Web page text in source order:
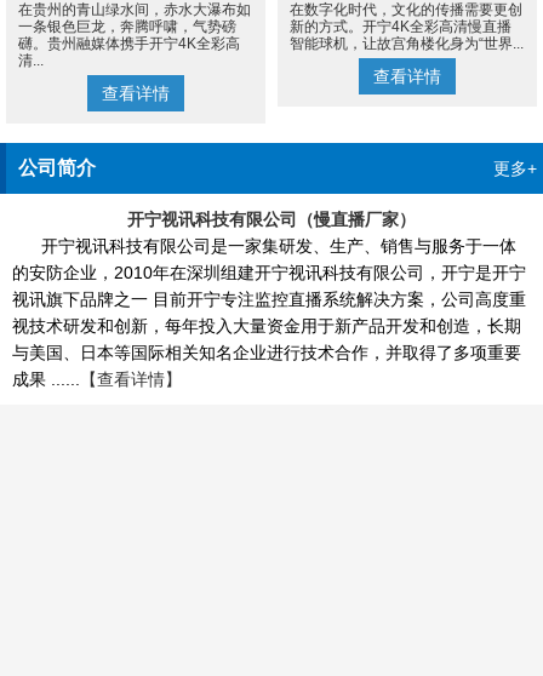
宁4K慢直播摄像机
在贵州的青山绿水间，赤水大瀑布如
一条银色巨龙，奔腾呼啸，气势磅
礴。贵州融媒体携手开宁4K全彩高
清...
查看详情
宫角楼成为世界的文化客厅
在数字化时代，文化的传播需要更创
新的方式。开宁4K全彩高清慢直播
智能球机，让故宫角楼化身为“世界...
查看详情
公司简介 更多+
开宁视讯科技有限公司（慢直播厂家）
开宁视讯科技有限公司是一家集研发、生产、销售与服务于一体
的安防企业，2010年在深圳组建开宁视讯科技有限公司，开宁是开宁
视讯旗下品牌之一 目前开宁专注监控直播系统解决方案，公司高度重
视技术研发和创新，每年投入大量资金用于新产品开发和创造，长期
与美国、日本等国际相关知名企业进行技术合作，并取得了多项重要
成果 ......
【查看详情】